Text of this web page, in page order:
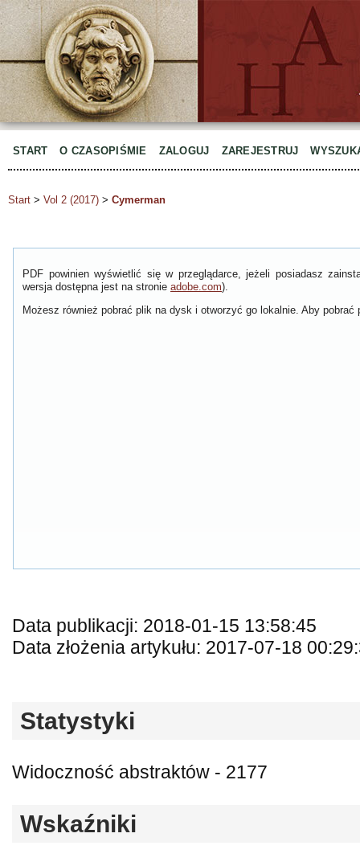
START O CZASOPIŚMIE ZALOGUJ ZAREJESTRUJ
Start > Vol 2 (2017) > Cymerman
PDF powinien wyświetlić się w przeglądarce, jeżeli posiadasz
wersja dostępna jest na stronie adobe.com).
Możesz również pobrać plik na dysk i otworzyć go lokalnie. Aby
Data publikacji: 2018-01-15 13:58:45
Data złożenia artykułu: 2017-07-18
Statystyki
Widoczność abstraktów - 2177
Wskaźniki